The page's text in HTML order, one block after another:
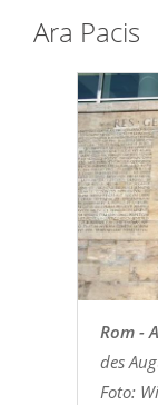
Ara Pacis
Rom -
des
Foto: